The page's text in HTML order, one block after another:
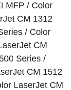
MFP / Color
CM 1312
/ Color
CM
Series /
CM 1512
LaserJet CM